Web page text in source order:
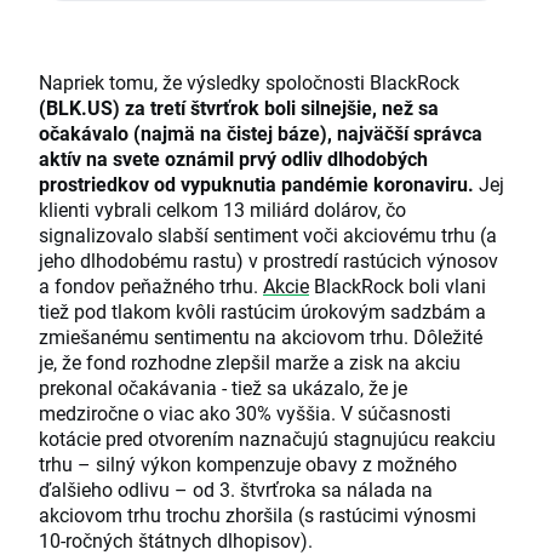
Napriek tomu, že výsledky spoločnosti BlackRock
(BLK.US) za tretí štvrťrok boli silnejšie, než sa
očakávalo (najmä na čistej báze), najväčší správca
aktív na svete oznámil prvý odliv dlhodobých
prostriedkov od vypuknutia pandémie koronaviru. Jej
klienti vybrali celkom 13 miliárd dolárov, čo
signalizovalo slabší sentiment voči akciovému trhu (a
jeho dlhodobému rastu) v prostredí rastúcich výnosov
a fondov peňažného trhu. Akcie BlackRock boli vlani
tiež pod tlakom kvôli rastúcim úrokovým sadzbám a
zmiešanému sentimentu na akciovom trhu. Dôležité
je, že fond rozhodne zlepšil marže a zisk na akciu
prekonal očakávania - tiež sa ukázalo, že je
medziročne o viac ako 30% vyššia. V súčasnosti
kotácie pred otvorením naznačujú stagnujúcu reakciu
trhu – silný výkon kompenzuje obavy z možného
ďalšieho odlivu – od 3. štvrťroka sa nálada na
akciovom trhu trochu zhoršila (s rastúcimi výnosmi
10-ročných štátnych dlhopisov).